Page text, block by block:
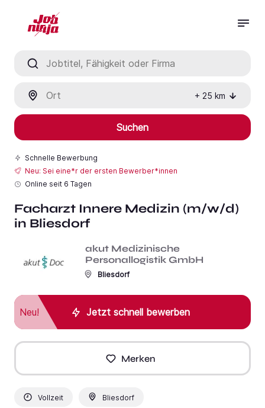
+ 25 km
Suchen
Schnelle Bewerbung
Neu: Sei eine*r der ersten Bewerber*innen
Online seit 6 Tagen
Facharzt Innere Medizin (m/w/d)
in Bliesdorf
akut Medizinische
Personallogistik GmbH
Bliesdorf
Jetzt schnell bewerben
Neu!
Merken
Vollzeit Bliesdorf